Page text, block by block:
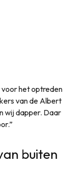
het optreden
van de Albert
wij dapper. Daar
buiten